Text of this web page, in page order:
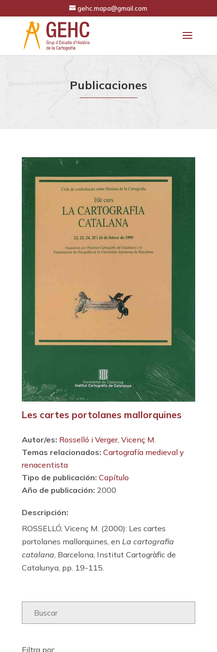
gehc.mapa@gmail.com
Publicaciones
Les cartes portolanes mallorquines
Autor/es: Rosselló i Verger, Vicenç M.
Temas relacionados: Cartografía medieval y
renacentista
Tipo de publicación: Capítulo
Año de publicación: 2000
Descripción:
ROSSELLÓ, Vicenç M. (2000): Les cartes
portolanes mallorquines, en La cartografia
catalana , Barcelona, Institut Cartogràfic de
Catalunya, pp. 19-115.
Filtra por: